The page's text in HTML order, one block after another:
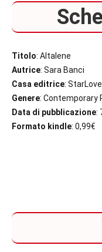
Titolo: Altalene
Autrice: Sara Banci
Casa editrice:
Genere: Contemporary
Data di pubblicazione:
Formato kindle: 0,99€